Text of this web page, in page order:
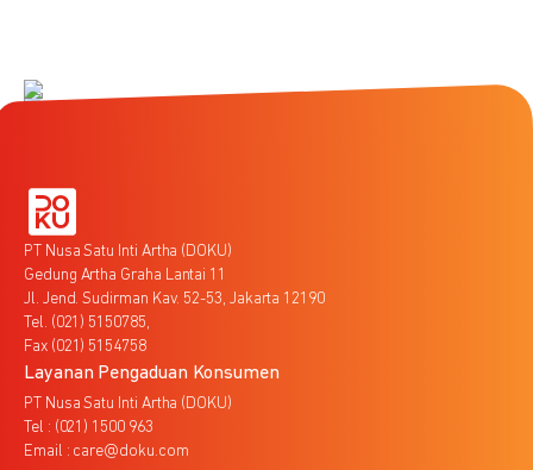
PT Nusa Satu Inti Artha (DOKU)
Gedung Artha Graha Lantai 11
Jl. Jend. Sudirman Kav. 52-53, Jakarta 12190
Tel. (021) 5150785,
Fax (021) 5154758
Layanan Pengaduan Konsumen
PT Nusa Satu Inti Artha (DOKU)
Tel : (021) 1500 963
Email : care@doku.com